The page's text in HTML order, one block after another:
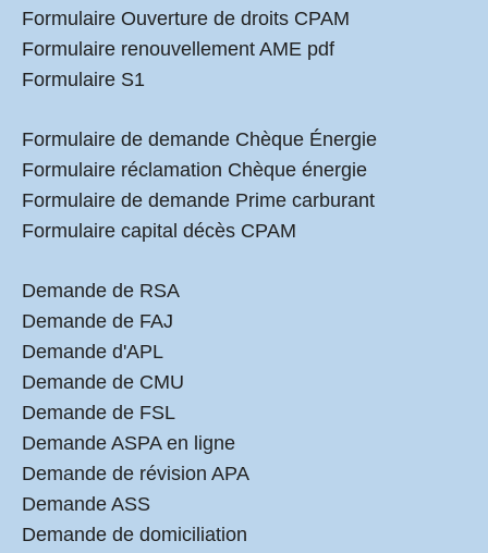
Formulaire Ouverture de droits CPAM
Formulaire renouvellement AME pdf
Formulaire S1
Formulaire de demande Chèque Énergie
Formulaire réclamation Chèque énergie
Formulaire de demande Prime carburant
Formulaire capital décès CPAM
Demande de RSA
Demande de FAJ
Demande d'APL
Demande de CMU
Demande de FSL
Demande ASPA en ligne
Demande de révision APA
Demande ASS
Demande de domiciliation